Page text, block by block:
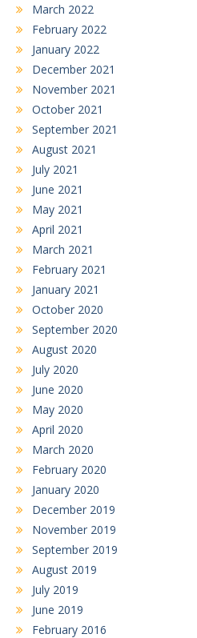
March 2022
February 2022
January 2022
December 2021
November 2021
October 2021
September 2021
August 2021
July 2021
June 2021
May 2021
April 2021
March 2021
February 2021
January 2021
October 2020
September 2020
August 2020
July 2020
June 2020
May 2020
April 2020
March 2020
February 2020
January 2020
December 2019
November 2019
September 2019
August 2019
July 2019
June 2019
February 2016